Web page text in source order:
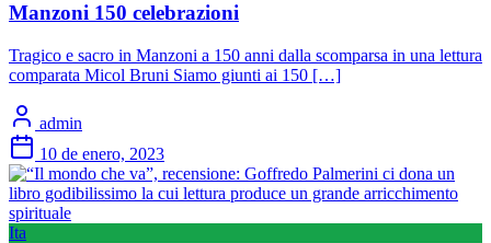
Manzoni 150 celebrazioni
Tragico e sacro in Manzoni a 150 anni dalla scomparsa in una lettura
comparata Micol Bruni Siamo giunti ai 150 […]
admin
10 de enero, 2023
Ita